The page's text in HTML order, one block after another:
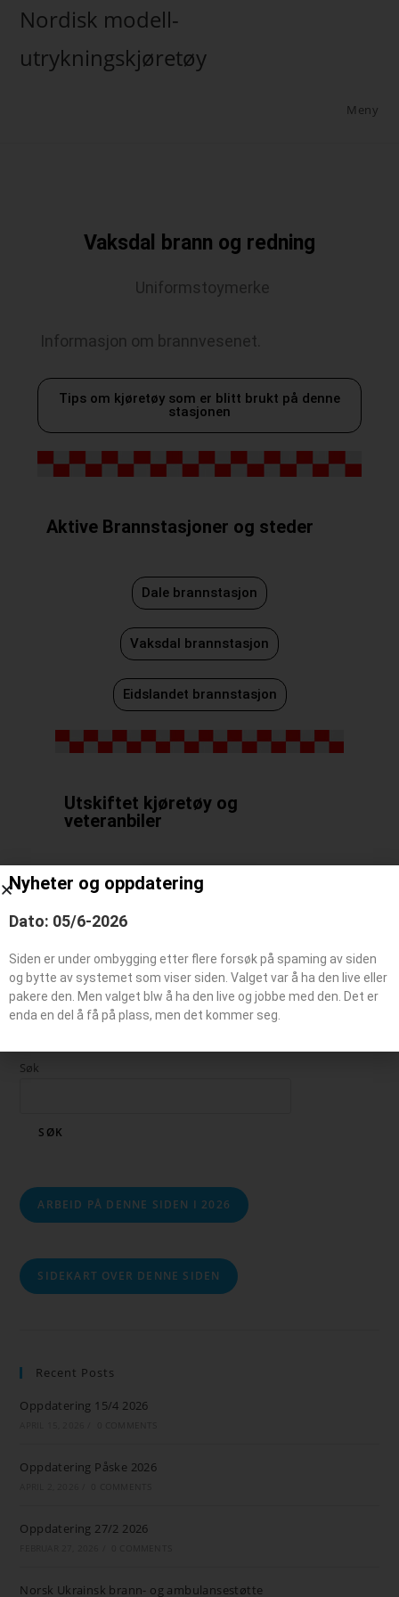
Nordisk modell-
utrykningskjøretøy
Meny
Vaksdal brann og redning
Uniformstoymerke
Informasjon om brannvesenet.
Tips om kjøretøy som er blitt brukt på denne
stasjonen
Aktive Brannstasjoner og steder
Dale brannstasjon
Vaksdal brannstasjon
Eidslandet brannstasjon
Utskiftet kjøretøy og
veteranbiler
Utskiftet kjøretøy
Søk
SØK
ARBEID PÅ DENNE SIDEN I 2026
SIDEKART OVER DENNE SIDEN
Recent Posts
Oppdatering 15/4 2026
Oppdatering Påske 2026
Oppdatering 27/2 2026
Norsk Ukrainsk brann- og ambulansestøtte
Nyheter og oppdatering
Dato: 05/6-2026
Siden er under ombygging etter flere forsøk på spaming av siden
og bytte av systemet som viser siden. Valget var å ha den live eller
pakere den. Men valget blw å ha den live og jobbe med den. Det er
enda en del å få på plass, men det kommer seg.